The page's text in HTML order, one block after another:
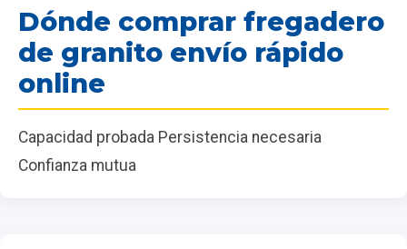
Dónde comprar fregadero
de granito envío rápido
online
Capacidad probada Persistencia necesaria
Confianza mutua